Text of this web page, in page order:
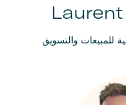
للمبيعات والتسويق